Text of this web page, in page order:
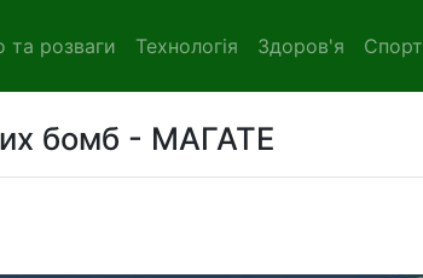
та розваги Технологія Здоров'я Спорт
бомб - МАГАТЕ